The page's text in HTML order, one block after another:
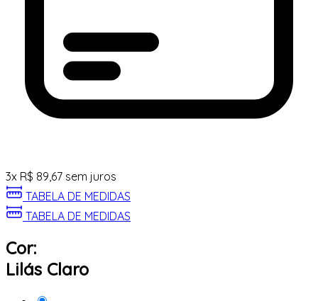
3x R$ 89,67 sem juros
TABELA DE MEDIDAS
TABELA DE MEDIDAS
Cor:
Lilás Claro